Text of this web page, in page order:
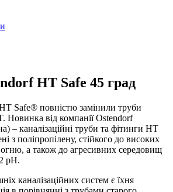
HT Safe 45 град
Safe® повністю замінили труби
Новинка від компанії Оstendorf
– каналізаційні труби та фітинги HT
з поліпропілену, стійкого до високих
а також до агресивних середовищ
рH.
каналізаційних систем є їхня